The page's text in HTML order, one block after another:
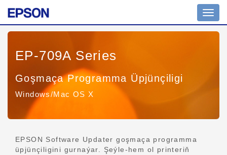
geçir
EP-709A Series
Goşmaça Programma Üpjünçiligi
Windows/Mac OS X
EPSON Software Updater goşmaça programma
üpjünçiligini gurnaýar. Şeýle-hem ol printeriň